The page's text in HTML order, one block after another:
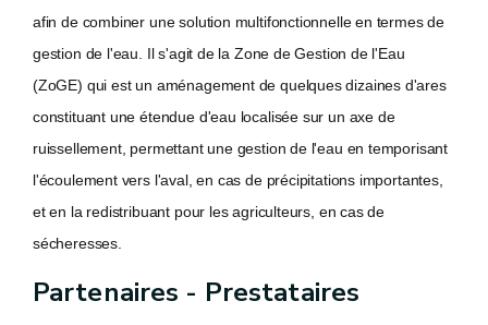
afin de combiner une solution multifonctionnelle en termes de
gestion de l'eau. Il s'agit de la Zone de Gestion de l'Eau
(ZoGE) qui est un aménagement de quelques dizaines d'ares
constituant une étendue d'eau localisée sur un axe de
ruissellement, permettant une gestion de l'eau en temporisant
l'écoulement vers l'aval, en cas de précipitations importantes,
et en la redistribuant pour les agriculteurs, en cas de
sécheresses.
Partenaires - Prestataires